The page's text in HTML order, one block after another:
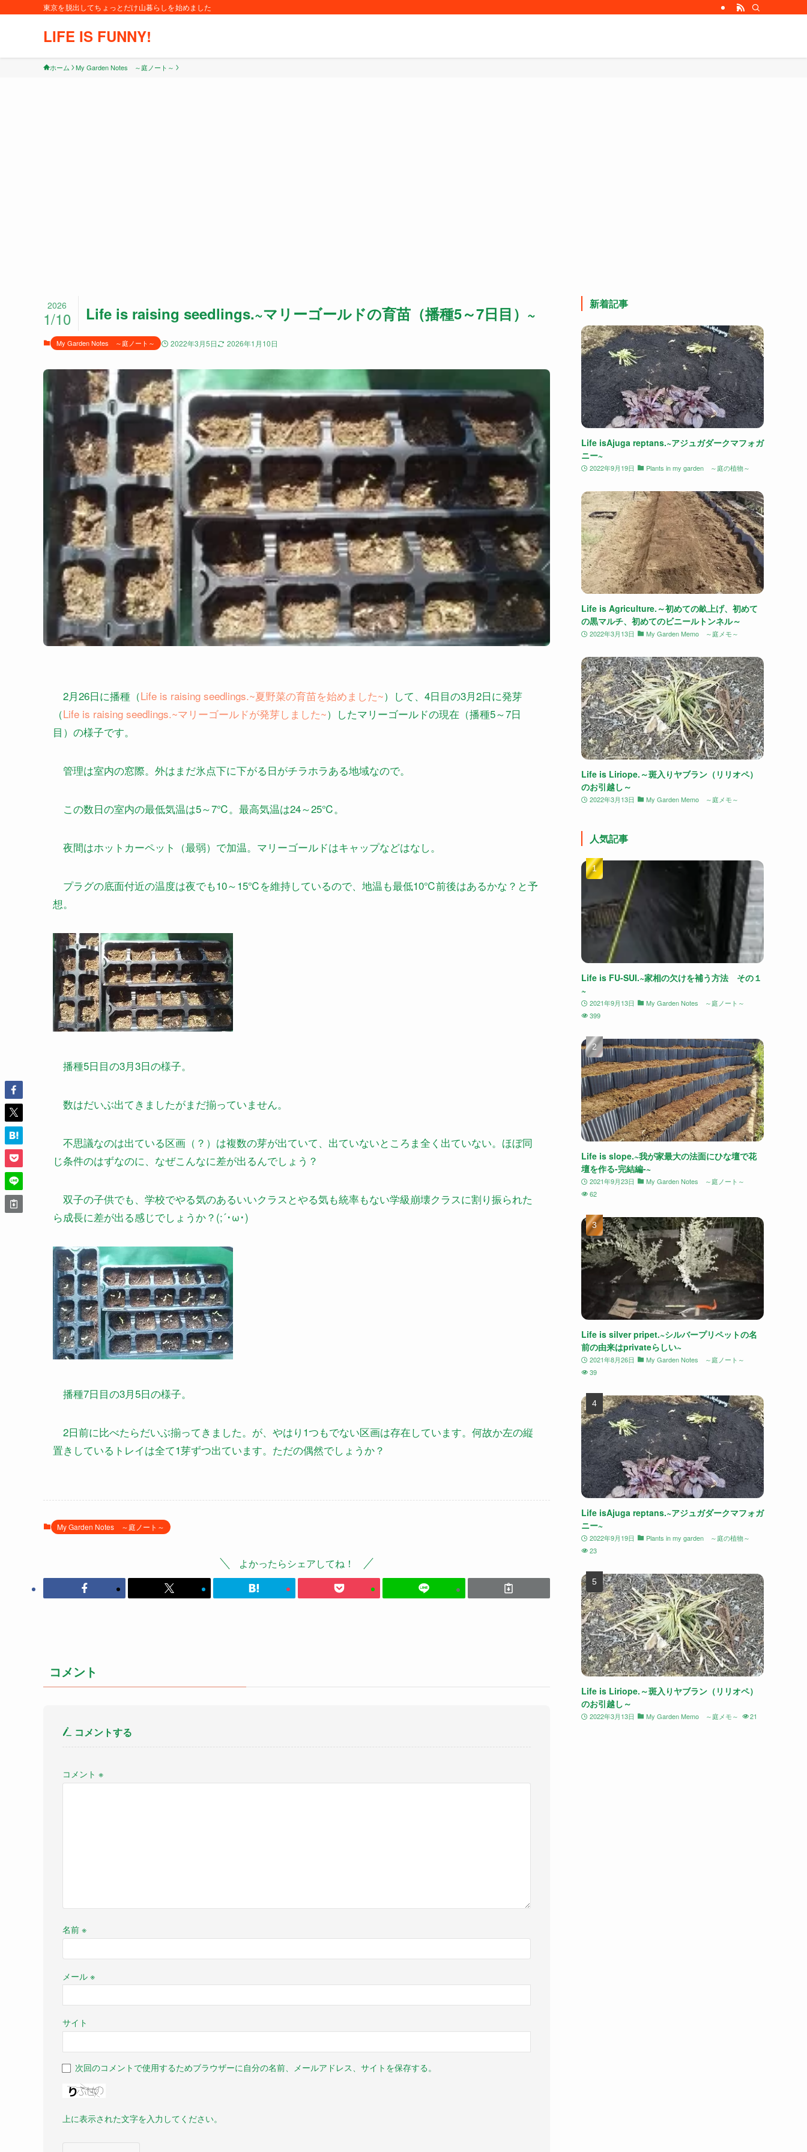
東京を脱出してちょっとだけ山暮らしを始めました
LIFE IS FUNNY!
ホーム My Garden Notes ～庭ノート～
Life is raising seedlings.~マリーゴールドの育苗（播種5～7日目）~
2026
1/10
My Garden Notes ～庭ノート～ 2022年3月5日 2026年1月10日
2月26日に播種（Life is raising seedlings.~夏野菜の育苗を始めました~）して、4日目の3月2日に発芽
（Life is raising seedlings.~マリーゴールドが発芽しました~）したマリーゴールドの現在（播種5～7日
目）の様子です。
管理は室内の窓際。外はまだ氷点下に下がる日がチラホラある地域なので。
この数日の室内の最低気温は5～7℃。最高気温は24～25℃。
夜間はホットカーペット（最弱）で加温。マリーゴールドはキャップなどはなし。
プラグの底面付近の温度は夜でも10～15℃を維持しているので、地温も最低10℃前後はあるかな？と予
想。
播種5日目の3月3日の様子。
数はだいぶ出てきましたがまだ揃っていません。
不思議なのは出ている区画（？）は複数の芽が出ていて、出ていないところま全く出ていない。ほぼ同
じ条件のはずなのに、なぜこんなに差が出るんでしょう？
双子の子供でも、学校でやる気のあるいいクラスとやる気も統率もない学級崩壊クラスに割り振られた
ら成長に差が出る感じでしょうか？(;´･ω･)
播種7日目の3月5日の様子。
2日前に比べたらだいぶ揃ってきました。が、やはり1つもでない区画は存在しています。何故か左の縦
置きしているトレイは全て1芽ずつ出ています。ただの偶然でしょうか？
My Garden Notes ～庭ノート～
よかったらシェアしてね！
コメント
コメントする
コメント ※
名前※
メール※
サイト
次回のコメントで使用するためブラウザーに自分の名前、メールアドレス、サイトを保存する。
上に表示された文字を入力してください。
新着記事
Life isAjuga reptans.~アジュガダークマフォガ
ニー~
2022年9月19日 Plants in my garden ～庭の植物～
Life is Agriculture.～初めての畝上げ、初めて
の黒マルチ、初めてのビニールトンネル～
2022年3月13日 My Garden Memo ～庭メモ～
Life is Liriope.～斑入りヤブラン（リリオペ）
のお引越し～
2022年3月13日 My Garden Memo ～庭メモ～
人気記事
Life is FU-SUI.~家相の欠けを補う方法 その１
~
2021年9月13日
My Garden Notes ～庭ノート～
399
Life is slope.~我が家最大の法面にひな壇で花
壇を作る-完結編-~
2021年9月23日
My Garden Notes ～庭ノート～
62
Life is silver pripet.~シルバープリペットの名
前の由来はprivateらしい~
2021年8月26日
My Garden Notes ～庭ノート～
39
Life isAjuga reptans.~アジュガダークマフォガ
ニー~
2022年9月19日
Plants in my garden ～庭の植物～
23
Life is Liriope.～斑入りヤブラン（リリオペ）
のお引越し～
2022年3月13日 My Garden Memo ～庭メモ～ 21